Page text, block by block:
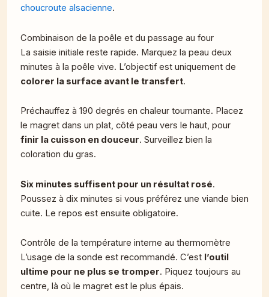
choucroute alsacienne.
Combinaison de la poêle et du passage au four
La saisie initiale reste rapide. Marquez la peau deux
minutes à la poêle vive. L’objectif est uniquement de
colorer la surface avant le transfert.
Préchauffez à 190 degrés en chaleur tournante. Placez
le magret dans un plat, côté peau vers le haut, pour
finir la cuisson en douceur. Surveillez bien la
coloration du gras.
Six minutes suffisent pour un résultat rosé.
Poussez à dix minutes si vous préférez une viande bien
cuite. Le repos est ensuite obligatoire.
Contrôle de la température interne au thermomètre
L’usage de la sonde est recommandé. C’est l’outil
ultime pour ne plus se tromper. Piquez toujours au
centre, là où le magret est le plus épais.